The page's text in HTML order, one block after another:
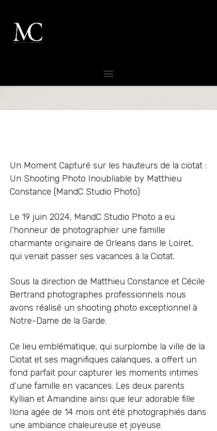
Un Moment Capturé sur les hauteurs de la ciotat :
Un Shooting Photo Inoubliable by Matthieu
Constance (MandC Studio Photo)
Le 19 juin 2024, MandC Studio Photo a eu
l’honneur de photographier une famille
charmante originaire de Orleans dans le Loiret,
qui venait passer ses vacances à la Ciotat.
Sous la direction de Matthieu Constance et Cécile
Bertrand photographes professionnels nous
avons réalisé un shooting photo exceptionnel à
Notre-Dame de la Garde.
Ce lieu emblématique, qui surplombe la ville de la
Ciotat et ses magnifiques calanques, a offert un
fond parfait pour capturer les moments intimes
d’une famille en vacances. Les deux parents
Kyllian et Amandine ainsi que leur adorable fille
Ilona agée de 14 mois ont été photographiés dans
une ambiance chaleureuse et joyeuse.